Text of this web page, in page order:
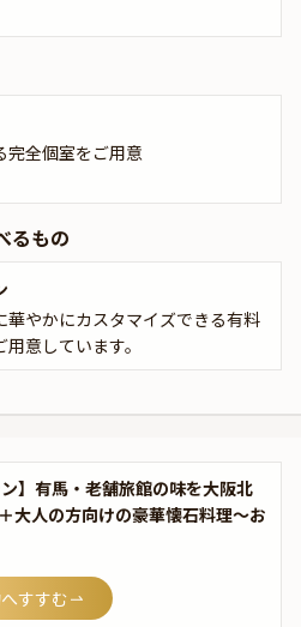
完全個室をご用意
るもの
華やかにカスタマイズできる有料
意しています。
】有馬・老舗旅館の味を大阪北
大人の方向けの豪華懐石料理～お
すすむ